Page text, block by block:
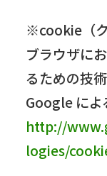
※cookie（
ブラウザに
るための技
Google によ
http://
logies/